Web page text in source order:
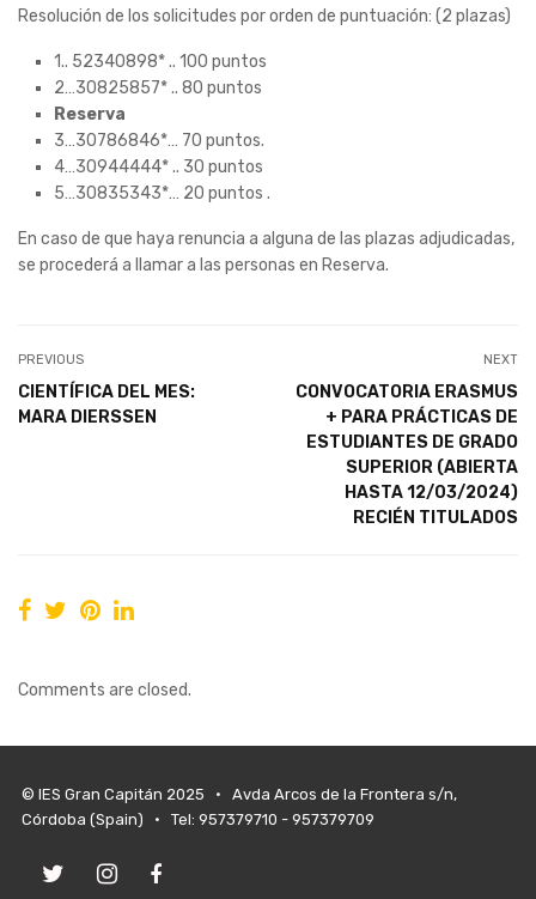
Resolución de los solicitudes por orden de puntuación: (2 plazas)
1.. 52340898* .. 100 puntos
2…30825857* .. 80 puntos
Reserva
3…30786846*… 70 puntos.
4…30944444* .. 30 puntos
5…30835343*… 20 puntos .
En caso de que haya renuncia a alguna de las plazas adjudicadas,
se procederá a llamar a las personas en Reserva.
PREVIOUS
CIENTÍFICA DEL MES:
MARA DIERSSEN
NEXT
CONVOCATORIA ERASMUS
+ PARA PRÁCTICAS DE
ESTUDIANTES DE GRADO
SUPERIOR (ABIERTA
HASTA 12/03/2024)
RECIÉN TITULADOS
Comments are closed.
© IES Gran Capitán 2025 • Avda Arcos de la Frontera s/n,
Córdoba (Spain) • Tel: 957379710 - 957379709